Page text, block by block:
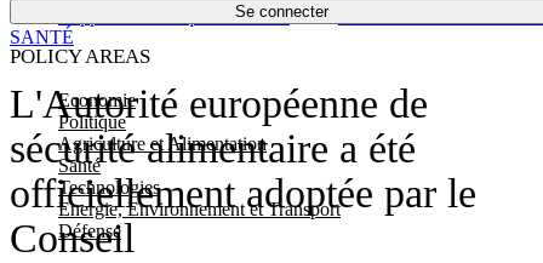
Se connecter
POLICY AREAS
Economie
Politique
Agriculture et Alimentation
Santé
Technologies
Energie, Environnement et Transport
Défense
Économie
L'Autorité européenne de
sécurité alimentaire a été
officiellement adoptée par le
Conseil
SANTÉ